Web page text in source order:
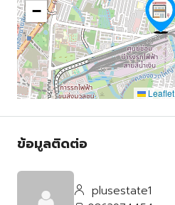
−
Leaflet
ข้อมูลติดต่อ
plusestate1